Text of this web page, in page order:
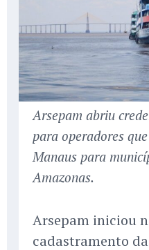
Arsepam abriu
para operadores
Manaus para
Amazonas.
Arsepam iniciou
cadastramento